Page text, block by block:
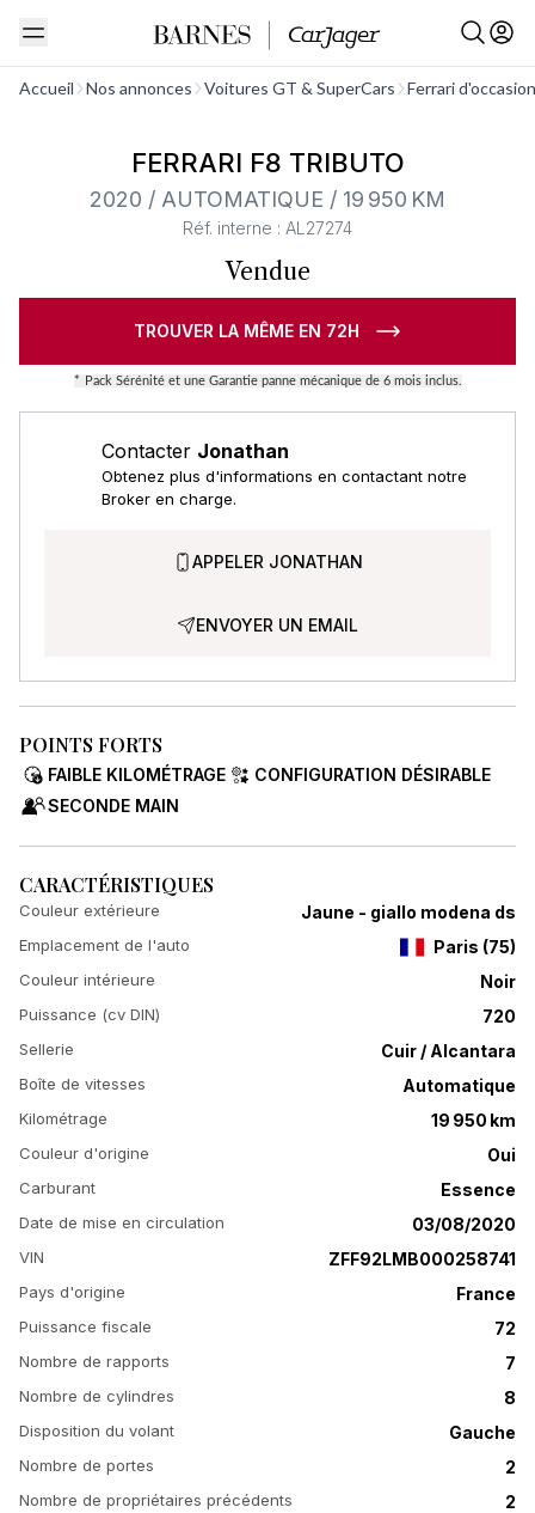
Accueil Nos annonces Voitures GT & SuperCars Ferrari d'occasion
Voir tout
FERRARI F8 TRIBUTO
2020 / AUTOMATIQUE / 19 950 KM
Réf. interne : AL27274
Vendue
TROUVER LA MÊME EN 72H
* Pack Sérénité et une Garantie panne mécanique de 6 mois inclus.
Contacter Jonathan
Obtenez plus d'informations en contactant notre
Broker en charge.
APPELER JONATHAN
ENVOYER UN EMAIL
POINTS FORTS
FAIBLE KILOMÉTRAGE
CONFIGURATION DÉSIRABLE
SECONDE MAIN
CARACTÉRISTIQUES
Couleur extérieure Jaune - giallo modena ds
Emplacement de l'auto Paris (75)
Couleur intérieure Noir
Puissance (cv DIN) 720
Sellerie Cuir / Alcantara
Boîte de vitesses Automatique
Kilométrage 19 950 km
Couleur d'origine Oui
Carburant Essence
Date de mise en circulation 03/08/2020
VIN ZFF92LMB000258741
Pays d'origine France
Puissance fiscale 72
Nombre de rapports 7
Nombre de cylindres 8
Disposition du volant Gauche
Nombre de portes 2
Nombre de propriétaires précédents 2